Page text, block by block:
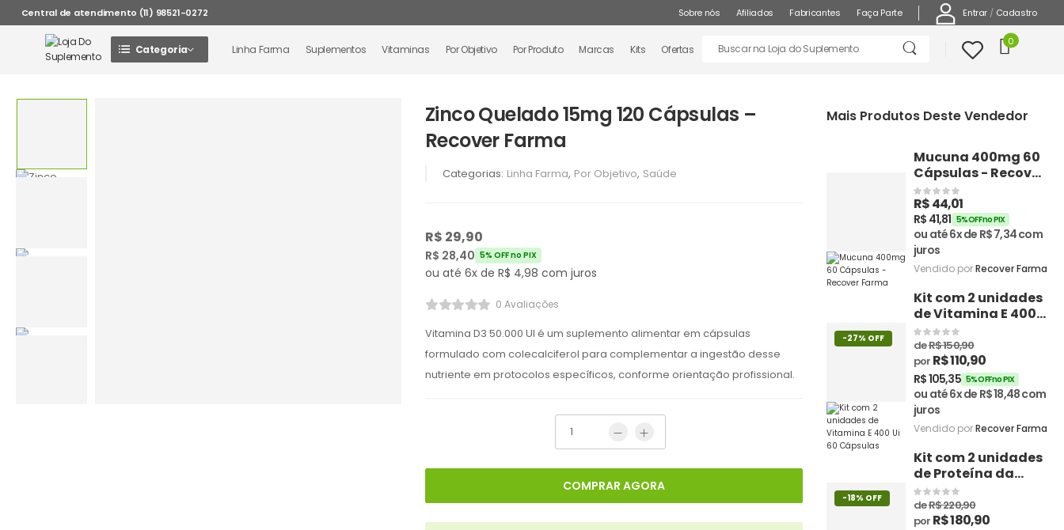
Central de atendimento (11) 98521-0272 Sobre nós Afiliados Fabricantes Faça Parte Entrar / Cadastro
Categoria Linha Farma Suplementos Vitaminas Por Objetivo Por Produto Marcas Kits Ofertas
0
Mais Produtos Deste Vendedor
Mucuna 400mg 60
Cápsulas - Recover
Farma
R$44,01
R$ 41,81 5% OFF no PIX
ou até 6x de R$7,34com
juros
Vendido porRecover Farma
-27% OFF
Kit com 2 unidades
de Vitamina E 400
Ui 60 Cápsulas
deR$150,90
por R$110,90
R$105,35 5% OFF no PIX
ou até 6x de R$18,48com
juros
Vendido porRecover Farma
-18% OFF
Kit com 2 unidades
de Proteína da
batata 300mg 60
Cápsulas
deR$220,90
por R$180,90
Zinco Quelado 15mg 120 Cápsulas –
Recover Farma
Categorias: Linha Farma, Por Objetivo, Saúde
R$ 29,90
R$ 28,40 5% OFF no PIX
ou até 6x de R$ 4,98 com juros
0 Avaliações
Vitamina D3 50.000 UI é um suplemento alimentar em cápsulas
formulado com colecalciferol para complementar a ingestão desse
nutriente em protocolos específicos, conforme orientação profissional.
COMPRAR AGORA